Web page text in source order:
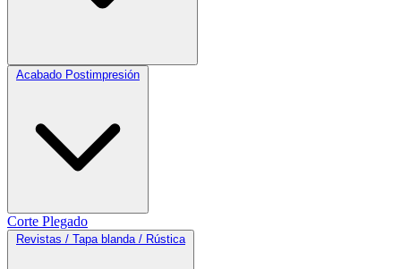
Acabado Postimpresión
Corte Plegado
Revistas / Tapa blanda / Rústica